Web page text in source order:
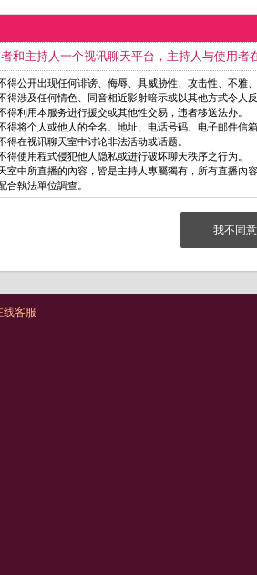
和主持人一个视讯聊天平台，主持人与使用
得公开出现任何诽谤、侮辱、具威胁性、攻击性、不雅
得涉及任何情色、同音相近影射暗示或以其他方式令人
得利用本服务进行援交或其他性交易，违者移送法办。
得将个人或他人的全名、地址、电话号码、电子邮件信
得在视讯聊天室中讨论非法活动或话题。
得使用程式侵犯他人隐私或进行破坏聊天秩序之行为。
室中所直播的內容，皆是主持人專屬獨有，所有直播內
合執法單位調查。
我不同意
线客服